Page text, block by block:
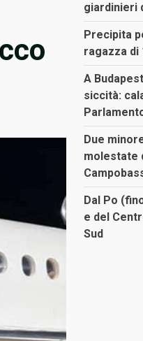
giardinieri
Precipita
ragazza di
A
siccità:
Due
molestate
Dal Po
e del
Sud